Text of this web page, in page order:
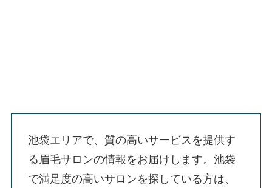
池袋エリアで、質の高いサービスを提供す
る眉毛サロンの情報をお届けします。池袋
で満足度の高いサロンを探している方は、